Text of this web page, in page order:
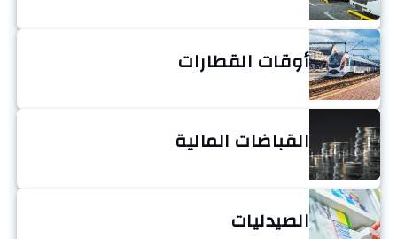
أوقات القطارات
القباضات المالية
الصيدليات